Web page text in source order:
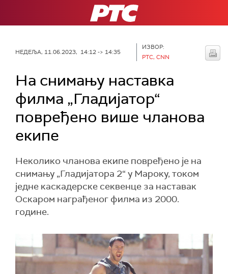
РТС
НЕДЕЉА, 11.06.2023, 14:12 -> 14:35
ИЗВОР:
РТС, CNN
На снимању наставка
филма „Гладијатор“
повређено више чланова
екипе
Неколико чланова екипе повређено је на
снимању „Гладијатора 2“ у Мароку, током
једне каскадерске секвенце за наставак
Оскаром награђеног филма из 2000.
године.